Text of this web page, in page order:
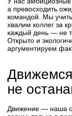
а превосходить
командой. Мы
хвалим коллег за
каждый день — не
Открыто и
аргументируем
не
Движение — наша